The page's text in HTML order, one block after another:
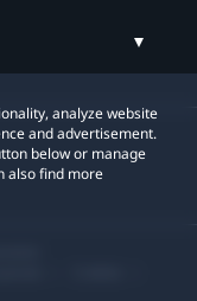
analyze website
and advertisement.
below or manage
also find more